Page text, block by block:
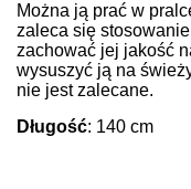
Można ją prać w
zaleca się
zachować jej jakość
wysuszyć ją na
nie jest zalecane.
Długość: 140 cm